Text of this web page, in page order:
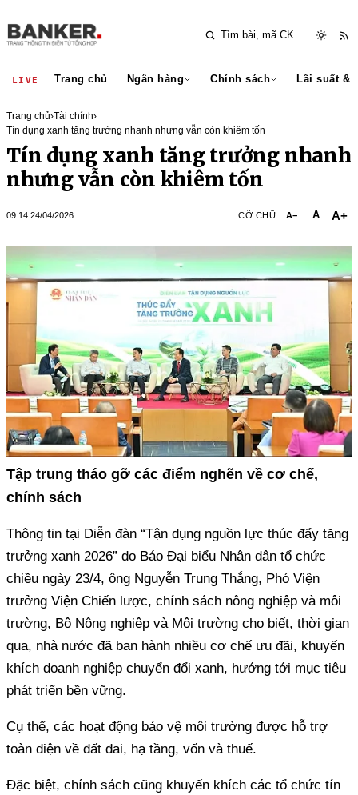
LIVE Trang chủ Ngân hàng Chính sách Lãi suất &
Trang chủ›Tài chính›
Tín dụng xanh tăng trưởng nhanh nhưng vẫn còn khiêm tốn
Tín dụng xanh tăng trưởng nhanh
nhưng vẫn còn khiêm tốn
09:14 24/04/2026 CỠ CHỮ A− A A+
Tập trung tháo gỡ các điểm nghẽn về cơ chế,
chính sách
Thông tin tại Diễn đàn “Tận dụng nguồn lực thúc đẩy tăng
trưởng xanh 2026” do Báo Đại biểu Nhân dân tổ chức
chiều ngày 23/4, ông Nguyễn Trung Thắng, Phó Viện
trưởng Viện Chiến lược, chính sách nông nghiệp và môi
trường, Bộ Nông nghiệp và Môi trường cho biết, thời gian
qua, nhà nước đã ban hành nhiều cơ chế ưu đãi, khuyến
khích doanh nghiệp chuyển đổi xanh, hướng tới mục tiêu
phát triển bền vững.
Cụ thể, các hoạt động bảo vệ môi trường được hỗ trợ
toàn diện về đất đai, hạ tầng, vốn và thuế.
Đặc biệt, chính sách cũng khuyến khích các tổ chức tín